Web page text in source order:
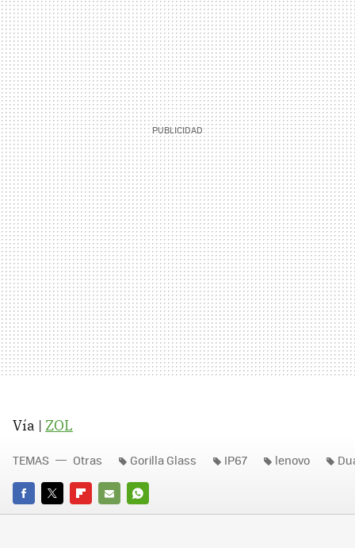
Vía | ZOL
FACEBOOK
TWITTERFLIPBOARD
E-
WHATSAPP
TEMAS Otras Gorilla Glass IP67 lenovo